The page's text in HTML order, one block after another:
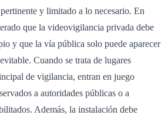
y limitado a lo necesario. En
que la videovigilancia privada debe
y que la vía pública solo puede aparecer
Cuando se trata de lugares
de vigilancia, entran en juego
a autoridades públicas o a
Además, la instalación debe